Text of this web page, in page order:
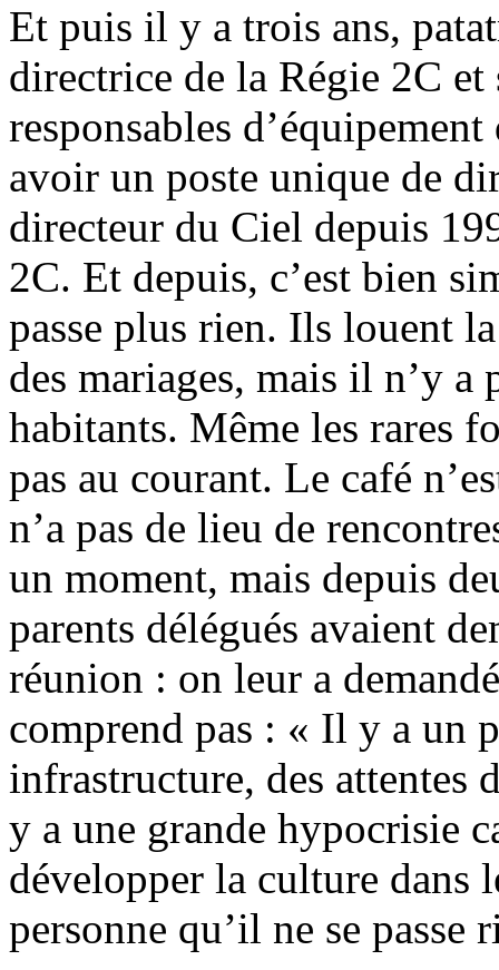
Et puis il y a trois ans,
directrice de la Régie 2C et
responsables
avoir un poste unique de
directeur du Ciel depuis
2C. Et depuis, c’est bien
passe plus rien. Ils louent
des mariages, mais il n’y
habitants. Même les rares
pas au courant. Le café
n’a pas de lieu de
un moment, mais depuis
parents délégués avaient
réunion : on leur a
comprend pas : « Il y a un
infrastructure, des attentes
y a une grande hypocrisie
développer la culture dans
personne qu’il ne se passe